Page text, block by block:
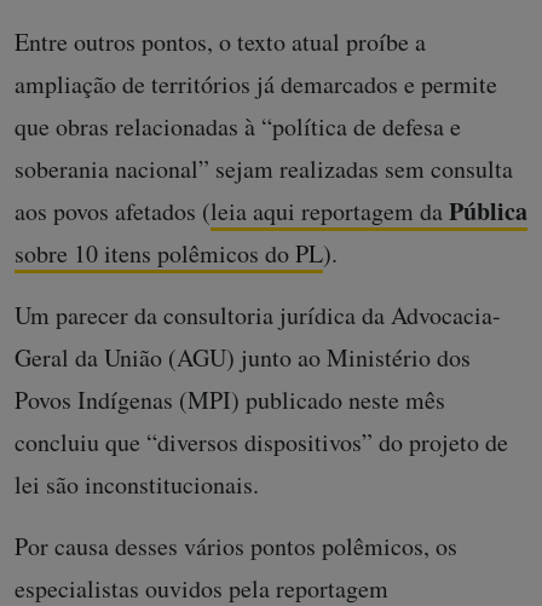
Entre outros pontos, o texto atual proíbe a
ampliação de territórios já demarcados e permite
que obras relacionadas à “política de defesa e
soberania nacional” sejam realizadas sem consulta
aos povos afetados (leia aqui reportagem daPública
sobre 10 itens polêmicos do PL).
Um parecer da consultoria jurídica da Advocacia-
Geral da União (AGU) junto ao Ministério dos
Povos Indígenas (MPI) publicado neste mês
concluiu que “diversos dispositivos” do projeto de
lei são inconstitucionais.
Por causa desses vários pontos polêmicos, os
especialistas ouvidos pela reportagem